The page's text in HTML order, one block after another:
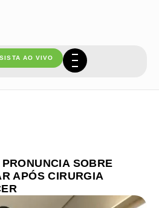
AO VIVO
SOBRE
APÓS CIRURGIA